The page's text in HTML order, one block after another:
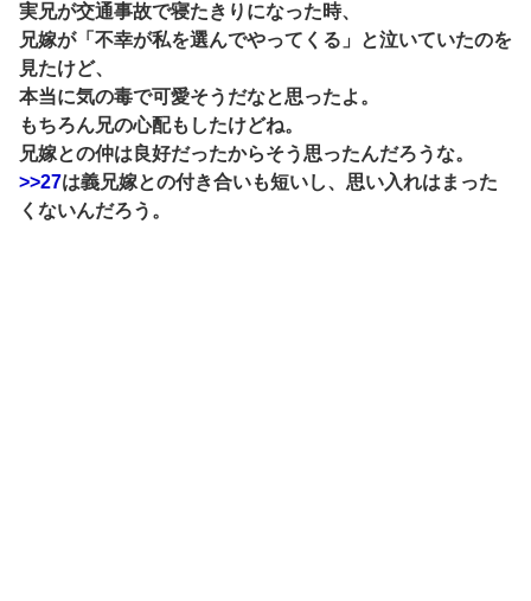
実兄が交通事故で寝たきりになった時、
兄嫁が「不幸が私を選んでやってくる」と泣いていたのを
見たけど、
本当に気の毒で可愛そうだなと思ったよ。
もちろん兄の心配もしたけどね。
兄嫁との仲は良好だったからそう思ったんだろうな。
>>27は義兄嫁との付き合いも短いし、思い入れはまった
くないんだろう。